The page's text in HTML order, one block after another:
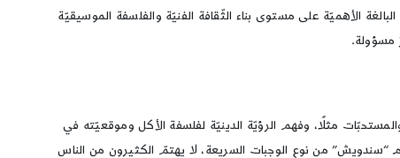
التقصير والتّخلف في هذه المسألة البالغة الأهميّة على مستوى بناء الثّقافة الفنيّة والفلسفة الموسيقيّة
مسؤولة.
مثلًا، وفهم الرؤيّة الدينيّة لفلسفة الأكل وموقعيّته في
من نوع الوجبات السريعة، لا يهتمّ الكثيرون من الناس